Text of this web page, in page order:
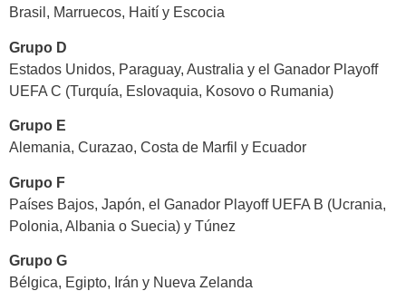
Brasil, Marruecos, Haití y Escocia
Grupo D
Estados Unidos, Paraguay, Australia y el Ganador Playoff
UEFA C (Turquía, Eslovaquia, Kosovo o Rumania)
Grupo E
Alemania, Curazao, Costa de Marfil y Ecuador
Grupo F
Países Bajos, Japón, el Ganador Playoff UEFA B (Ucrania,
Polonia, Albania o Suecia) y Túnez
Grupo G
Bélgica, Egipto, Irán y Nueva Zelanda